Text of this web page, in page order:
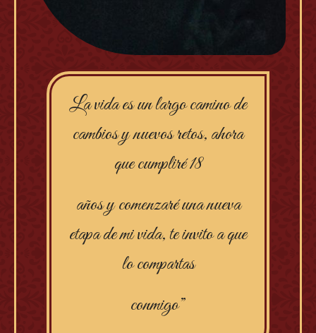
La vida es un largo camino de
cambios y nuevos retos, ahora
que cumpliré 18
años y comenzaré una nueva
etapa de mi vida, te invito a que
lo compartas
conmigo”